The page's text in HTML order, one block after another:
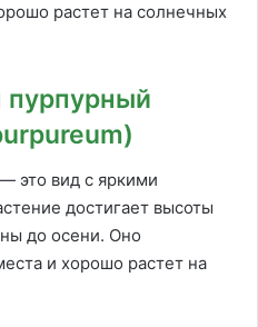
растет на солнечных
это вид с яркими
достигает высоты
до осени. Оно
и хорошо растет на